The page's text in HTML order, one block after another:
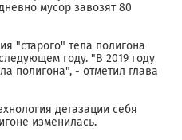
мусор завозят 80
"старого" тела полигона
году. "В 2019 году
полигона", - отметил глава
дегазации себя
изменилась.